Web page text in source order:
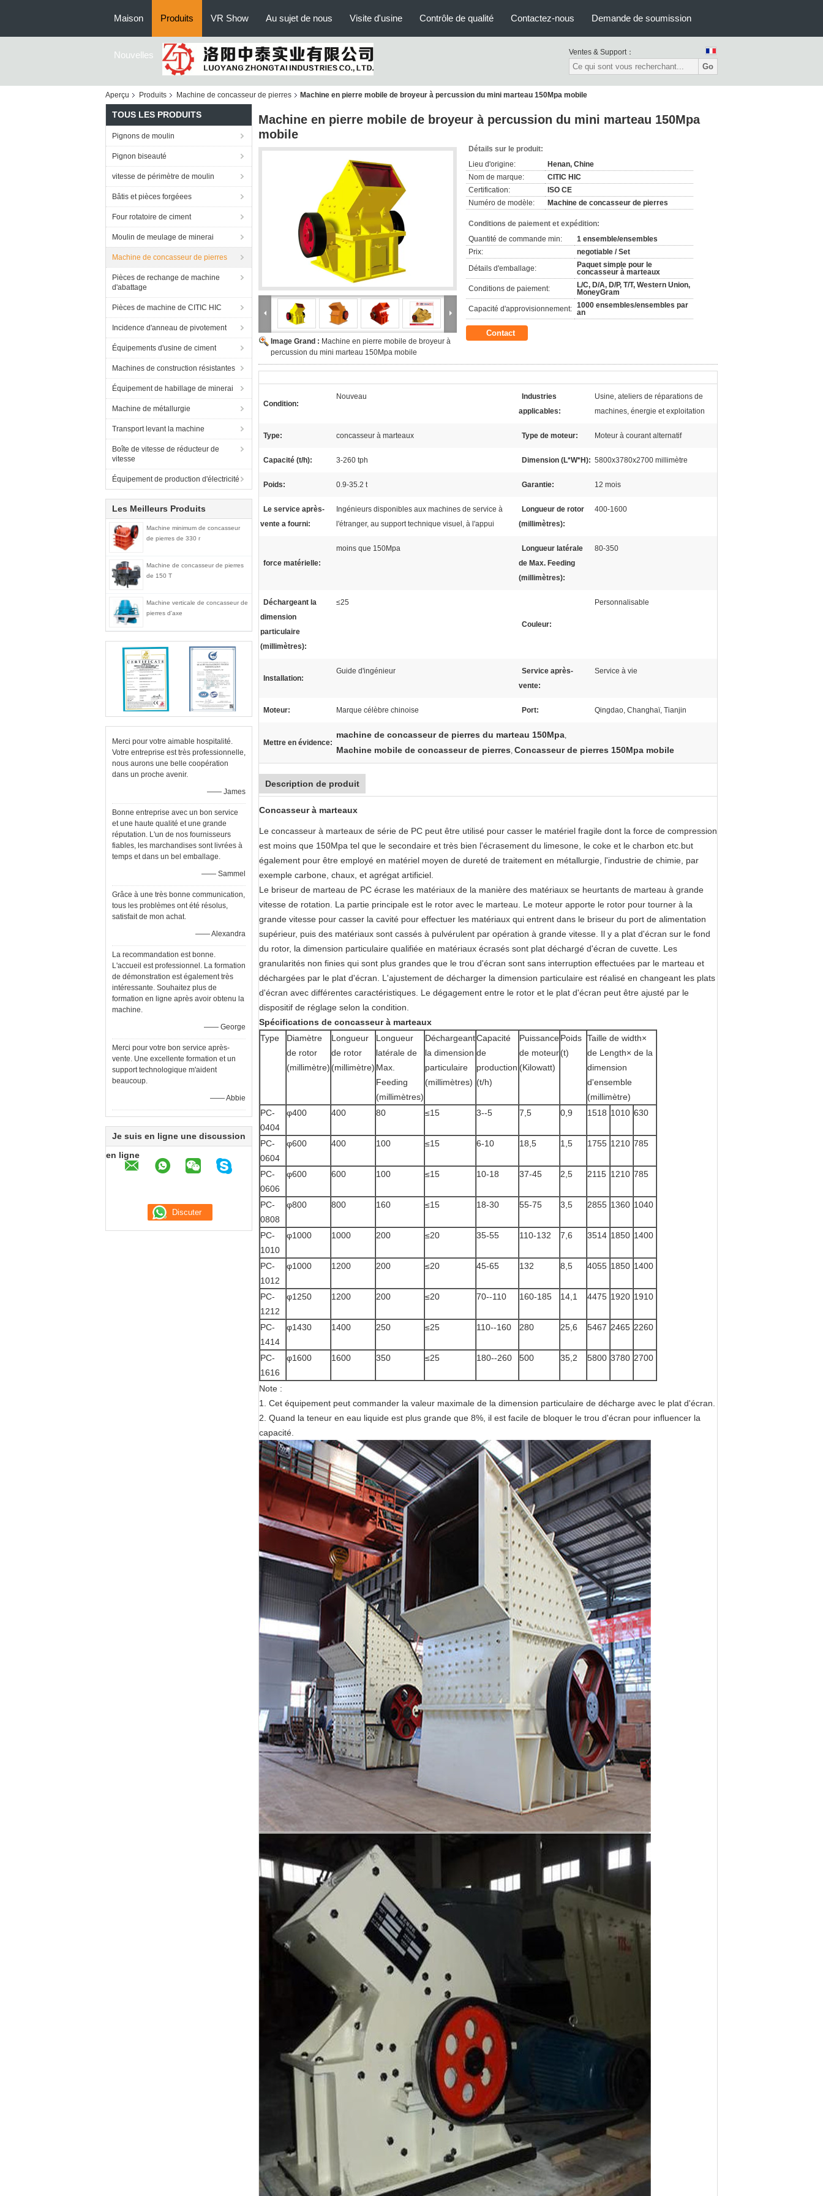
Maison Produits VR Show Au sujet de nous Visite d'usine Contrôle de qualité Contactez-nous Demande de soumission
Nouvelles Ventes & Support：
Go
Aperçu Produits Machine de concasseur de pierres Machine en pierre mobile de broyeur à percussion du mini marteau 150Mpa mobile
TOUS LES PRODUITS
Pignons de moulin
Pignon biseauté
vitesse de périmètre de moulin
Bâtis et pièces forgéees
Four rotatoire de ciment
Moulin de meulage de minerai
Machine de concasseur de pierres
Pièces de rechange de machine
d'abattage
Pièces de machine de CITIC HIC
Incidence d'anneau de pivotement
Équipements d'usine de ciment
Machines de construction résistantes
Équipement de habillage de minerai
Machine de métallurgie
Transport levant la machine
Boîte de vitesse de réducteur de
vitesse
Équipement de production d'électricité
Les Meilleurs Produits
Machine minimum de concasseur
de pierres de 330 r
Machine de concasseur de pierres
de 150 T
Machine verticale de concasseur de
pierres d'axe
Merci pour votre aimable hospitalité.
Votre entreprise est très professionnelle,
nous aurons une belle coopération
dans un proche avenir.
—— James
Bonne entreprise avec un bon service
et une haute qualité et une grande
réputation. L'un de nos fournisseurs
fiables, les marchandises sont livrées à
temps et dans un bel emballage.
—— Sammel
Grâce à une très bonne communication,
tous les problèmes ont été résolus,
satisfait de mon achat.
—— Alexandra
La recommandation est bonne.
L'accueil est professionnel. La formation
de démonstration est également très
intéressante. Souhaitez plus de
formation en ligne après avoir obtenu la
machine.
—— George
Merci pour votre bon service après-
vente. Une excellente formation et un
support technologique m'aident
beaucoup.
—— Abbie
Je suis en ligne une discussion
en ligne
Machine en pierre mobile de broyeur à percussion du mini marteau 150Mpa
mobile
Image Grand : Machine en pierre mobile de broyeur à
percussion du mini marteau 150Mpa mobile
Détails sur le produit:
Lieu d'origine:
Henan, Chine
Nom de marque:
CITIC HIC
Certification:
ISO CE
Numéro de modèle:
Machine de concasseur de pierres
Conditions de paiement et expédition:
Quantité de commande min:
1 ensemble/ensembles
Prix:
negotiable / Set
Détails d'emballage:
Paquet simple pour le
concasseur à marteaux
Conditions de paiement:
L/C, D/A, D/P, T/T, Western Union,
MoneyGram
Capacité d'approvisionnement: 1000 ensembles/ensembles par
an
Contact
Condition:
Nouveau
Industries
applicables:
Usine, ateliers de réparations de
machines, énergie et exploitation
Type: concasseur à marteaux Type de moteur: Moteur à courant alternatif
Capacité (t/h): 3-260 tph Dimension (L*W*H): 5800x3780x2700 millimètre
Poids: 0.9-35.2 t Garantie: 12 mois
Le service après-
vente a fourni:
Ingénieurs disponibles aux machines de service à
l'étranger, au support technique visuel, à l'appui
Longueur de rotor
(millimètres):
400-1600
force matérielle:
moins que 150Mpa
Longueur latérale
de Max. Feeding
(millimètres):
80-350
Déchargeant la
dimension
particulaire
(millimètres):
≤25
Couleur:
Personnalisable
Installation:
Guide d'ingénieur
Service après-
vente:
Service à vie
Moteur: Marque célèbre chinoise Port: Qingdao, Changhaï, Tianjin
Mettre en évidence:
machine de concasseur de pierres du marteau 150Mpa,
Machine mobile de concasseur de pierres, Concasseur de pierres 150Mpa mobile
Description de produit
Concasseur à marteaux
Le concasseur à marteaux de série de PC peut être utilisé pour casser le matériel fragile dont la force de compression
est moins que 150Mpa tel que le secondaire et très bien l'écrasement du limesone, le coke et le charbon etc.but
également pour être employé en matériel moyen de dureté de traitement en métallurgie, l'industrie de chimie, par
exemple carbone, chaux, et agrégat artificiel.
Le briseur de marteau de PC écrase les matériaux de la manière des matériaux se heurtants de marteau à grande
vitesse de rotation. La partie principale est le rotor avec le marteau. Le moteur apporte le rotor pour tourner à la
grande vitesse pour casser la cavité pour effectuer les matériaux qui entrent dans le briseur du port de alimentation
supérieur, puis des matériaux sont cassés à pulvérulent par opération à grande vitesse. Il y a plat d'écran sur le fond
du rotor, la dimension particulaire qualifiée en matériaux écrasés sont plat déchargé d'écran de cuvette. Les
granularités non finies qui sont plus grandes que le trou d'écran sont sans interruption effectuées par le marteau et
déchargées par le plat d'écran. L'ajustement de décharger la dimension particulaire est réalisé en changeant les plats
d'écran avec différentes caractéristiques. Le dégagement entre le rotor et le plat d'écran peut être ajusté par le
dispositif de réglage selon la condition.
Spécifications de concasseur à marteaux
Type
Diamètre
de rotor
(millimètre)
Longueur
de rotor
(millimètre)
Longueur
latérale de
Max.
Feeding
(millimètres)
Déchargeant
la dimension
particulaire
(millimètres)
Capacité
de
production
(t/h)
Puissance
de moteur
(Kilowatt)
Poids
(t)
Taille de width×
de Length× de la
dimension
d'ensemble
(millimètre)
PC-
0404
φ400 400 80 ≤15 3--5 7,5 0,9 1518 1010 630
PC-
0604
φ600 400 100 ≤15 6-10 18,5 1,5 1755 1210 785
PC-
0606
φ600 600 100 ≤15 10-18 37-45 2,5 2115 1210 785
PC-
0808
φ800 800 160 ≤15 18-30 55-75 3,5 2855 1360 1040
PC-
1010
φ1000 1000 200 ≤20 35-55 110-132 7,6 3514 1850 1400
PC-
1012
φ1000 1200 200 ≤20 45-65 132 8,5 4055 1850 1400
PC-
1212
φ1250 1200 200 ≤20 70--110 160-185 14,1 4475 1920 1910
PC-
1414
φ1430 1400 250 ≤25 110--160 280 25,6 5467 2465 2260
PC-
1616
φ1600 1600 350 ≤25 180--260 500 35,2 5800 3780 2700
Note :
1. Cet équipement peut commander la valeur maximale de la dimension particulaire de décharge avec le plat d'écran.
2. Quand la teneur en eau liquide est plus grande que 8%, il est facile de bloquer le trou d'écran pour influencer la
capacité.